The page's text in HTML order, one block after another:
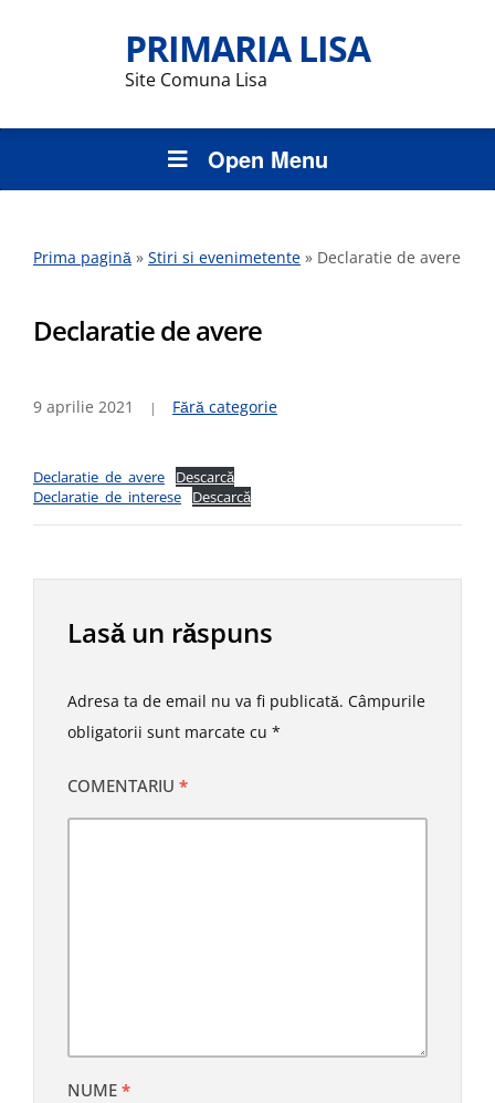
PRIMARIA LISA
Site Comuna Lisa
Open Menu
Prima pagină » Stiri si evenimetente » Declaratie de avere
Declaratie de avere
9 aprilie 2021 Fără categorie
Declaratie_de_avere
Descarcă
Declaratie_de_interese
Descarcă
Lasă un răspuns
Adresa ta de email nu va fi publicată. Câmpurile
obligatorii sunt marcate cu *
COMENTARIU *
NUME *